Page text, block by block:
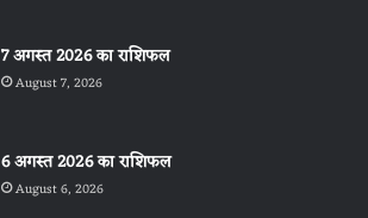
7 अगस्त 2026 का राशिफल
August 7, 2026
6 अगस्त 2026 का राशिफल
August 6, 2026